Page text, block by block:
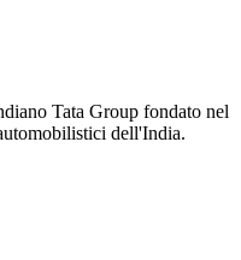
Tata Group fondato nel
dell'India.